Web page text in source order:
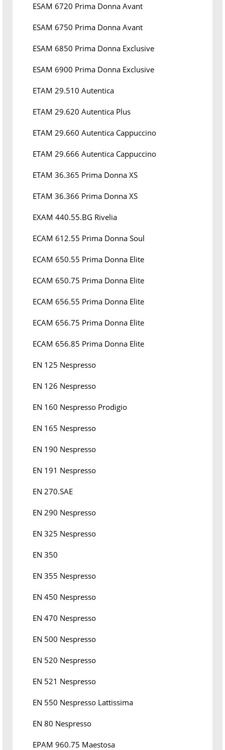
ESAM 6720 Prima Donna Avant
ESAM 6750 Prima Donna Avant
ESAM 6850 Prima Donna Exclusive
ESAM 6900 Prima Donna Exclusive
ETAM 29.510 Autentica
ETAM 29.620 Autentica Plus
ETAM 29.660 Autentica Cappuccino
ETAM 29.666 Autentica Cappuccino
ETAM 36.365 Prima Donna XS
ETAM 36.366 Prima Donna XS
EXAM 440.55.BG Rivelia
ECAM 612.55 Prima Donna Soul
ECAM 650.55 Prima Donna Elite
ECAM 650.75 Prima Donna Elite
ECAM 656.55 Prima Donna Elite
ECAM 656.75 Prima Donna Elite
ECAM 656.85 Prima Donna Elite
EN 125 Nespresso
EN 126 Nespresso
EN 160 Nespresso Prodigio
EN 165 Nespresso
EN 190 Nespresso
EN 191 Nespresso
EN 270.SAE
EN 290 Nespresso
EN 325 Nespresso
EN 350
EN 355 Nespresso
EN 450 Nespresso
EN 470 Nespresso
EN 500 Nespresso
EN 520 Nespresso
EN 521 Nespresso
EN 550 Nespresso Lattissima
EN 80 Nespresso
EPAM 960.75 Maestosa